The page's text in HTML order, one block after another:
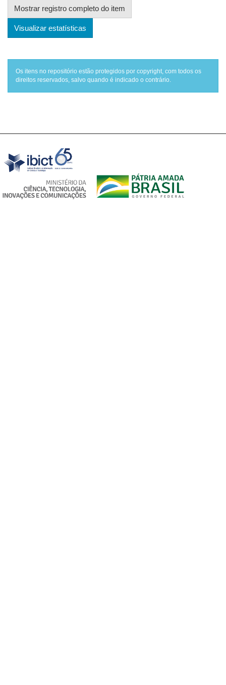
Mostrar registro completo do item
Visualizar estatísticas
Os itens no repositório estão protegidos por copyright, com todos os
direitos reservados, salvo quando é indicado o contrário.